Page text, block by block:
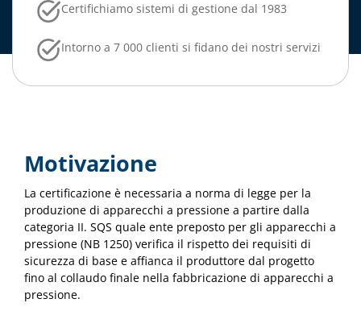
Certifichiamo sistemi di gestione dal 1983
Intorno a 7 000 clienti si fidano dei nostri servizi
Motivazione
La certificazione è necessaria a norma di legge per la
produzione di apparecchi a pressione a partire dalla
categoria II. SQS quale ente preposto per gli apparecchi a
pressione (NB 1250) verifica il rispetto dei requisiti di
sicurezza di base e affianca il produttore dal progetto
fino al collaudo finale nella fabbricazione di apparecchi a
pressione.